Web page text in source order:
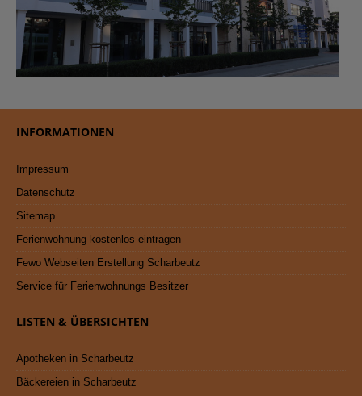
INFORMATIONEN
Impressum
Datenschutz
Sitemap
Ferienwohnung kostenlos eintragen
Fewo Webseiten Erstellung Scharbeutz
Service für Ferienwohnungs Besitzer
LISTEN & ÜBERSICHTEN
Apotheken in Scharbeutz
Bäckereien in Scharbeutz